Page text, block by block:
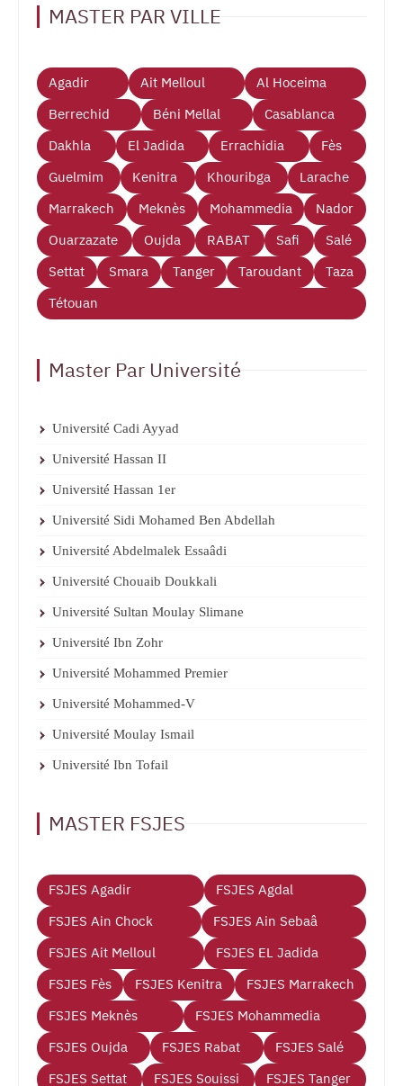
MASTER PAR VILLE
Agadir Ait Melloul
Al Hoceima
Berrechid
Béni Mellal
Casablanca
Dakhla
El Jadida Errachidia
Fès
Guelmim
Kenitra Khouribga
Larache
Marrakech
Meknès Mohammedia
Nador
Ouarzazate
Oujda RABAT Safi
Salé
Settat
Smara Tanger Taroudant
Taza
Tétouan
Master Par Université
Université Cadi Ayyad
Université Hassan II
Université Hassan 1er
Université Sidi Mohamed Ben Abdellah
Université Abdelmalek Essaâdi
Université Chouaib Doukkali
Université Sultan Moulay Slimane
Université Ibn Zohr
Université Mohammed Premier
Université Mohammed-V
Université Moulay Ismail
Université Ibn Tofail
MASTER FSJES
FSJES Agadir
FSJES Agdal
FSJES Ain Chock
FSJES Ain Sebaâ
FSJES Ait Melloul
FSJES EL Jadida
FSJES Fès
FSJES Kenitra
FSJES Marrakech
FSJES Meknès
FSJES Mohammedia
FSJES Oujda
FSJES Rabat
FSJES Salé
FSJES Settat
FSJES Souissi FSJES Tanger